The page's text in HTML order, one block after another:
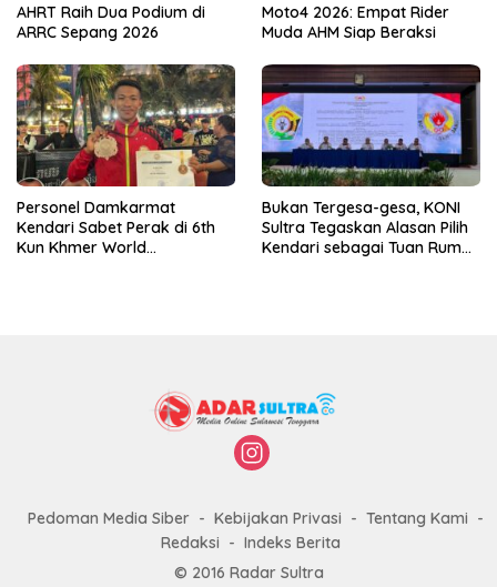
AHRT Raih Dua Podium di
ARRC Sepang 2026
Moto4 2026: Empat Rider
Muda AHM Siap Beraksi
Personel Damkarmat
Kendari Sabet Perak di 6th
Kun Khmer World
Bukan Tergesa-gesa, KONI
Sultra Tegaskan Alasan Pilih
Kendari sebagai Tuan Rumah
Pedoman Media Siber Kebijakan Privasi
Tentang Kami
Redaksi
Indeks Berita
© 2016 Radar Sultra